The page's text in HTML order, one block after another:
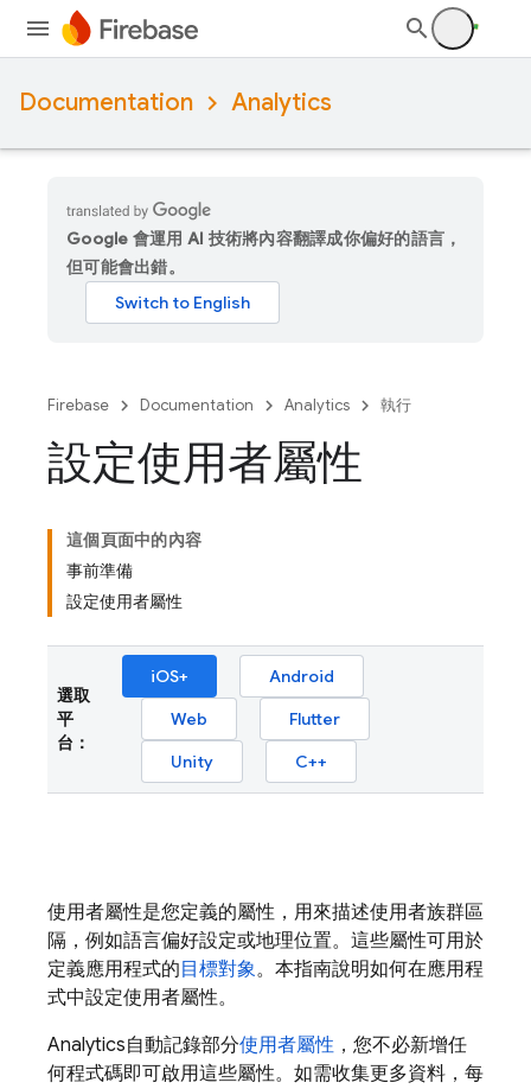
Documentation Analytics
Google 會運用 AI 技術將內容翻譯成你偏好的語言，
但可能會出錯。
Firebase Documentation Analytics 執行
設定使用者屬性
這個頁面中的內容
事前準備
設定使用者屬性
選取
平
台：
iOS+
Android
Web
Flutter
Unity
C++
使用者屬性是您定義的屬性，用來描述使用者族群區
隔，例如語言偏好設定或地理位置。這些屬性可用於
定義應用程式的 目標對象。本指南說明如何在應用程
式中設定使用者屬性。
Analytics自動記錄部分使用者屬性 ，您不必新增任
何程式碼即可啟用這些屬性。如需收集更多資料，每